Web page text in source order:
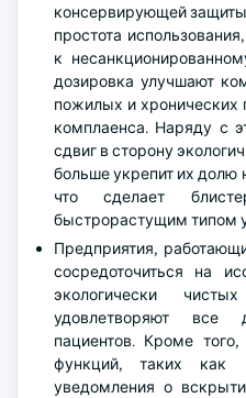
консервирующей защиты
простота
к
дозировка улучшают
пожилых и хронических
комплаенса. Наряду с
сдвиг в сторону
больше укрепит их
что сделает
быстрорастущим типом
Предприятия,
сосредоточиться на
экологически
удовлетворяют все
пациентов. Кроме
функций, таких как
уведомления о